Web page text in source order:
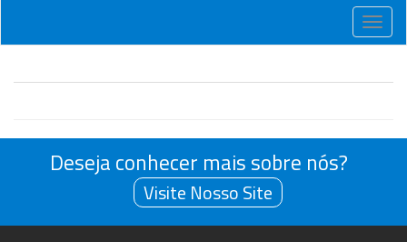
Menu
Deseja conhecer mais sobre nós?
Visite Nosso Site